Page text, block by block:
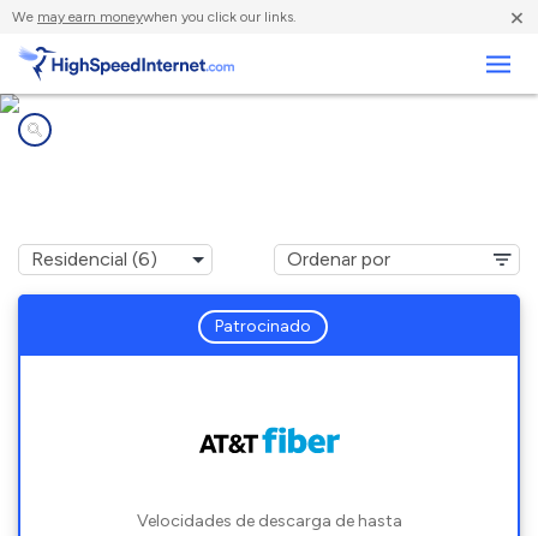
We may earn moneywhen you click our links. ×
Patrocinado
Velocidades de descarga de hasta